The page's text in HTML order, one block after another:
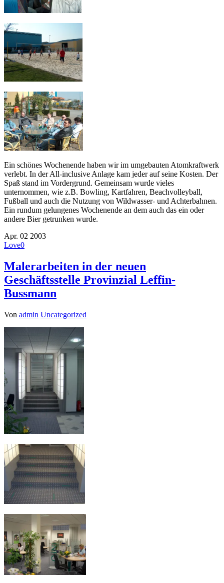
Ein schönes Wochenende haben wir im umgebauten Atomkraftwerk
verlebt. In der All-inclusive Anlage kam jeder auf seine Kosten. Der
Spaß stand im Vordergrund. Gemeinsam wurde vieles
unternommen, wie z.B. Bowling, Kartfahren, Beachvolleyball,
Fußball und auch die Nutzung von Wildwasser- und Achterbahnen.
Ein rundum gelungenes Wochenende an dem auch das ein oder
andere Bier getrunken wurde.
Apr. 02 2003
Love0
Malerarbeiten in der neuen
Geschäftsstelle Provinzial Leffin-
Bussmann
Von admin Uncategorized